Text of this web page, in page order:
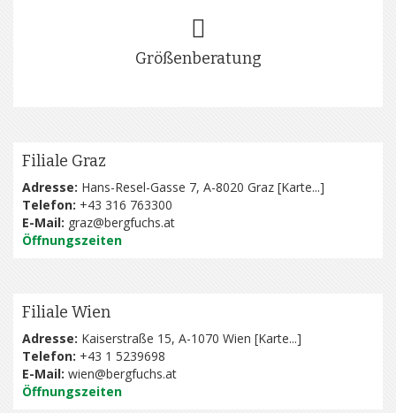
Größenberatung
Filiale Graz
Adresse: Hans-Resel-Gasse 7, A-8020 Graz [Karte...]
Telefon: +43 316 763300
E-Mail: graz@bergfuchs.at
Öffnungszeiten
Filiale Wien
Adresse: Kaiserstraße 15, A-1070 Wien [Karte...]
Telefon: +43 1 5239698
E-Mail: wien@bergfuchs.at
Öffnungszeiten